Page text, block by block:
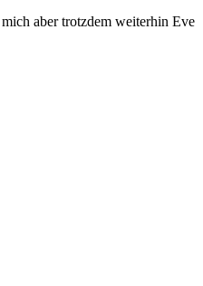
aber trotzdem weiterhin Eve